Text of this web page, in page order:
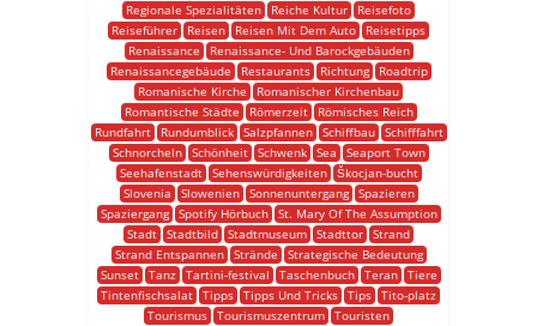
Regionale Spezialitäten
Reiche Kultur
Reisefoto
Reiseführer
Reisen Reisen Mit Dem Auto
Reisetipps
Renaissance
Renaissance- Und Barockgebäuden
Renaissancegebäude
Restaurants Richtung
Roadtrip
Romanische Kirche
Romanischer Kirchenbau
Romantische Städte
Römerzeit
Römisches Reich
Rundfahrt
Rundumblick Salzpfannen Schiffbau
Schifffahrt
Schnorcheln
Schönheit Schwenk Sea
Seaport Town
Seehafenstadt
Sehenswürdigkeiten
Škocjan-bucht
Slovenia
Slowenien Sonnenuntergang
Spazieren
Spaziergang
Spotify Hörbuch
St. Mary Of The Assumption
Stadt Stadtbild Stadtmuseum Stadttor Strand
Strand Entspannen
Strände
Strategische Bedeutung
Sunset
Tanz Tartini-festival Taschenbuch Teran
Tiere
Tintenfischsalat Tipps Tipps Und Tricks Tips Tito-platz
Tourismus Tourismuszentrum Touristen